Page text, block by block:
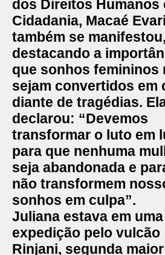
dos Direitos Humanos
Cidadania, Macaé
também se manifestou,
destacando a
que sonhos femininos
sejam convertidos em
diante de tragédias.
declarou: “Devemos
transformar o luto em
para que nenhuma
seja abandonada e
não transformem
sonhos em culpa”.
Juliana estava em uma
expedição pelo vulcão
Rinjani, segunda maior